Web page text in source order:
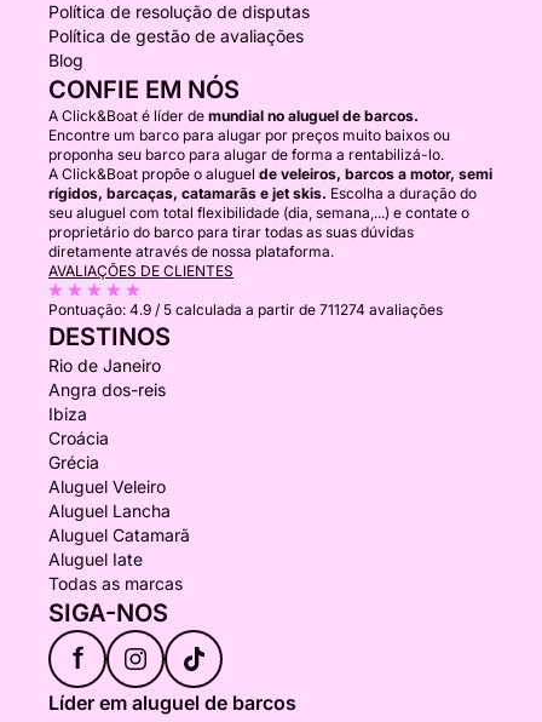
Política de resolução de disputas
Política de gestão de avaliações
Blog
CONFIE EM NÓS
A Click&Boat é líder de mundial no aluguel de barcos.
Encontre um barco para alugar por preços muito baixos ou
proponha seu barco para alugar de forma a rentabilizá-lo.
A Click&Boat propõe o aluguel de veleiros, barcos a motor, semi
rígidos, barcaças, catamarãs e jet skis. Escolha a duração do
seu aluguel com total flexibilidade (dia, semana,...) e contate o
proprietário do barco para tirar todas as suas dúvidas
diretamente através de nossa plataforma.
AVALIAÇÕES DE CLIENTES
Pontuação: 4.9 / 5 calculada a partir de 711274 avaliações
DESTINOS
Rio de Janeiro
Angra dos-reis
Ibiza
Croácia
Grécia
Aluguel Veleiro
Aluguel Lancha
Aluguel Catamarã
Aluguel Iate
Todas as marcas
SIGA-NOS
f
Líder em aluguel de barcos